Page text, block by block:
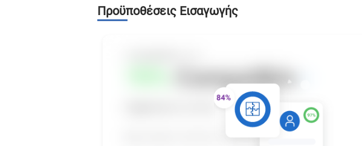
Προϋποθέσεις Εισαγωγής